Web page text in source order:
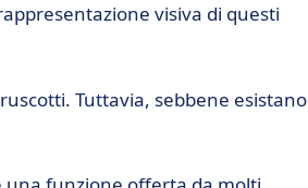
visiva di questi
Tuttavia, sebbene esistano